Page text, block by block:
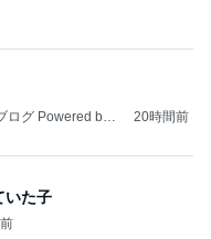
ログ Powered by
20時間前
いた子